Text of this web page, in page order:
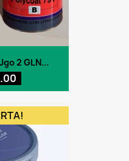
2 GLN...